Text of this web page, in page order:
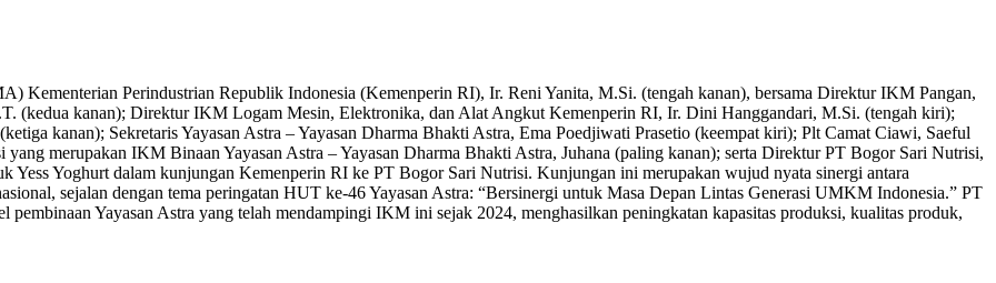
Kementerian Perindustrian Republik Indonesia (Kemenperin RI), Ir. Reni Yanita, M.Si. (tengah kanan), bersama Direktur IKM Pangan,
(kedua kanan); Direktur IKM Logam Mesin, Elektronika, dan Alat Angkut Kemenperin RI, Ir. Dini Hanggandari, M.Si. (tengah kiri);
kanan); Sekretaris Yayasan Astra – Yayasan Dharma Bhakti Astra, Ema Poedjiwati Prasetio (keempat kiri); Plt Camat Ciawi, Saeful
merupakan IKM Binaan Yayasan Astra – Yayasan Dharma Bhakti Astra, Juhana (paling kanan); serta Direktur PT Bogor Sari Nutrisi,
Yess Yoghurt dalam kunjungan Kemenperin RI ke PT Bogor Sari Nutrisi. Kunjungan ini merupakan wujud nyata sinergi antara
sejalan dengan tema peringatan HUT ke-46 Yayasan Astra: “Bersinergi untuk Masa Depan Lintas Generasi UMKM Indonesia.” PT
Yayasan Astra yang telah mendampingi IKM ini sejak 2024, menghasilkan peningkatan kapasitas produksi, kualitas produk,